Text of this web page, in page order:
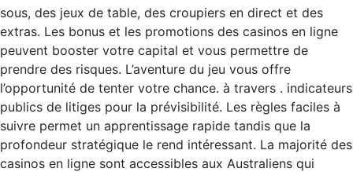
sous, des jeux de table, des croupiers en direct et des
extras. Les bonus et les promotions des casinos en ligne
peuvent booster votre capital et vous permettre de
prendre des risques. L’aventure du jeu vous offre
l’opportunité de tenter votre chance. à travers . indicateurs
publics de litiges pour la prévisibilité. Les règles faciles à
suivre permet un apprentissage rapide tandis que la
profondeur stratégique le rend intéressant. La majorité des
casinos en ligne sont accessibles aux Australiens qui